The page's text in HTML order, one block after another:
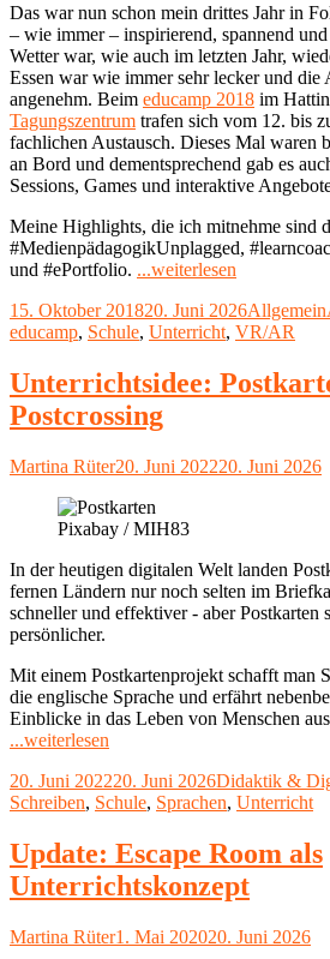
Das war nun schon mein drittes Jahr in
– wie immer – inspirierend, spannend
Wetter war, wie auch im letzten Jahr,
Essen war wie immer sehr lecker und die
angenehm. Beim educamp 2018 im
Tagungszentrum trafen sich vom 12. bis
fachlichen Austausch. Dieses Mal waren
an Bord und dementsprechend gab es
Sessions, Games und interaktive
Meine Highlights, die ich mitnehme sind
#MedienpädagogikUnplagged,
und #ePortfolio. ...weiterlesen
eduCamp
2018
Hattingen"
Veröffentlicht
am
15. Oktober 201820. Juni 2026Kategorien
Allgemein
educamp, Schule, Unterricht, VR/AR
Unterrichtsidee:
Postcrossing
Autor
Martina RüterVeröffentlicht
20. Juni 202220. Juni 2026
Pixabay / MIH83
In der heutigen digitalen Welt landen
fernen Ländern nur noch selten im
schneller und effektiver - aber Postkarten
persönlicher.
Mit einem Postkartenprojekt schafft man
die englische Sprache und erfährt
Einblicke in das Leben von Menschen
...weiterlesen
mit
Postcrossing"
Veröffentlicht
am
20. Juni 202220. Juni 2026Kategorien
Didaktik &
Schreiben, Schule, Sprachen, Unterricht
Update: Escape Room als
Unterrichtskonzept
Autor
Martina RüterVeröffentlicht
1. Mai 202020. Juni 2026